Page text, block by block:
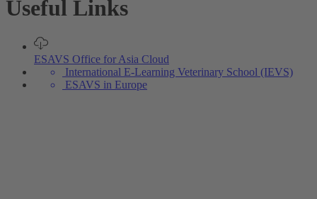
Useful Links
ESAVS Office for Asia Cloud
International E-Learning Veterinary School (IEVS)
ESAVS in Europe